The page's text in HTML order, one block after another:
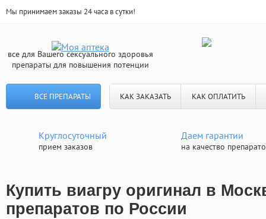
Мы принимаем заказы 24 часа в сутки!
все для Вашего сексуального здоровья
препараты для повышения потенции
ВСЕ ПРЕПАРАТЫ КАК ЗАКАЗАТЬ КАК ОПЛАТИТЬ
Круглосуточный
прием заказов
Даем гарантии
на качество
Купить виагру оригинал в
препаратов по России